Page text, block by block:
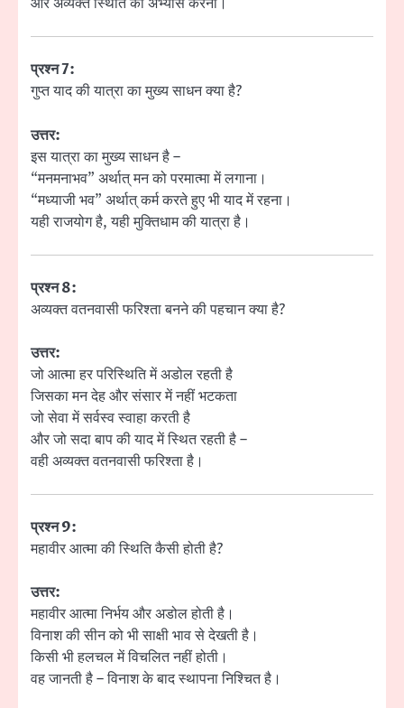
प्रश्न 7:
गुप्त याद की यात्रा का मुख्य साधन क्या है?
उत्तर:
इस यात्रा का मुख्य साधन है –
“मनमनाभव” अर्थात् मन को परमात्मा में लगाना।
“मध्याजी भव” अर्थात् कर्म करते हुए भी याद में रहना।
यही राजयोग है, यही मुक्तिधाम की यात्रा है।
प्रश्न 8:
अव्यक्त वतनवासी फरिश्ता बनने की पहचान क्या है?
उत्तर:
जो आत्मा हर परिस्थिति में अडोल रहती है
जिसका मन देह और संसार में नहीं भटकता
जो सेवा में सर्वस्व स्वाहा करती है
और जो सदा बाप की याद में स्थित रहती है –
वही अव्यक्त वतनवासी फरिश्ता है।
प्रश्न 9:
महावीर आत्मा की स्थिति कैसी होती है?
उत्तर:
महावीर आत्मा निर्भय और अडोल होती है।
विनाश की सीन को भी साक्षी भाव से देखती है।
किसी भी हलचल में विचलित नहीं होती।
वह जानती है – विनाश के बाद स्थापना निश्चित है।